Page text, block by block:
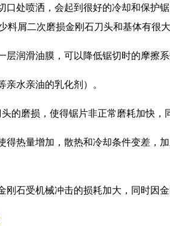
喷洒，会起到很好的冷却和保护
屑二次磨损金刚石刀头和基体有很大
滑油膜，可以降低锯切时的摩擦系
水亲油的乳化剂）。
磨损，使得锯片非正常磨耗加快，
量增加，散热和冷却条件变差，加
受机械冲击的损耗加大，同时因金